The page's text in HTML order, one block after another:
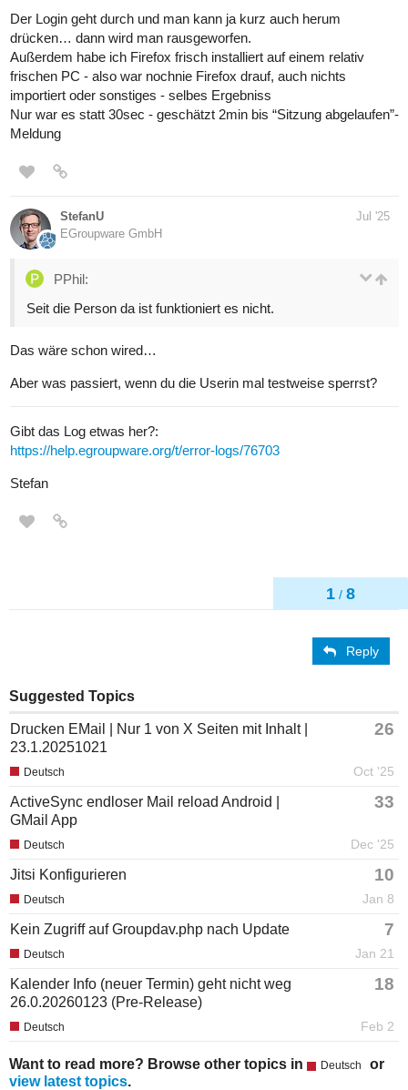
1 / 8
Der Login geht durch und man kann ja kurz auch herum
drücken… dann wird man rausgeworfen.
Außerdem habe ich Firefox frisch installiert auf einem relativ
frischen PC - also war nochnie Firefox drauf, auch nichts
importiert oder sonstiges - selbes Ergebniss
Nur war es statt 30sec - geschätzt 2min bis “Sitzung abgelaufen”-
Meldung
StefanU
EGroupware GmbH
Jul '25
PPhil:
Seit die Person da ist funktioniert es nicht.
Das wäre schon wired…
Aber was passiert, wenn du die Userin mal testweise sperrst?
Gibt das Log etwas her?:
https://help.egroupware.org/t/error-logs/76703
Stefan
Reply
Suggested Topics
Drucken EMail | Nur 1 von X Seiten mit Inhalt |
23.1.20251021
26
Oct '25
Deutsch
ActiveSync endloser Mail reload Android |
GMail App
33
Dec '25
Deutsch
Jitsi Konfigurieren 10
Jan 8
Deutsch
Kein Zugriff auf Groupdav.php nach Update 7
Jan 21
Deutsch
Kalender Info (neuer Termin) geht nicht weg
26.0.20260123 (Pre-Release)
18
Feb 2
Deutsch
Want to read more? Browse other topics in Deutsch
or
view latest topics.